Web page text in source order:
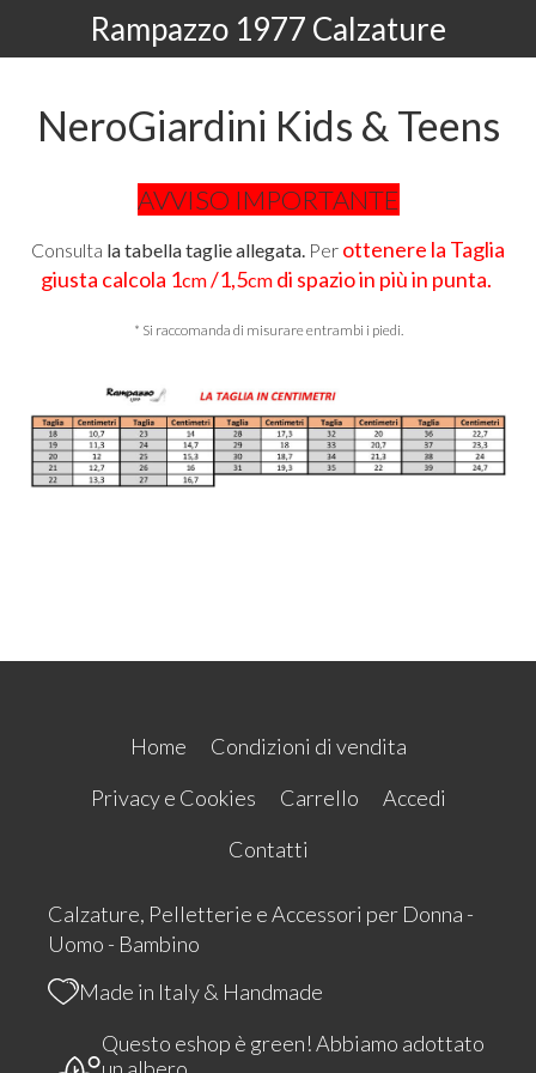
Rampazzo 1977 Calzature
NeroGiardini Kids & Teens
AVVISO IMPORTANTE
Consulta la tabella taglie allegata. Per ottenere la Taglia
giusta calcola 1cm/1,5cm di spazio in più in punta.
* Si raccomanda di misurare entrambi i piedi.
Home
Condizioni di vendita
Privacy e Cookies
Carrello
Accedi
Contatti
Calzature, Pelletterie e Accessori per Donna -
Uomo - Bambino
Made in Italy & Handmade
Questo eshop è green! Abbiamo adottato